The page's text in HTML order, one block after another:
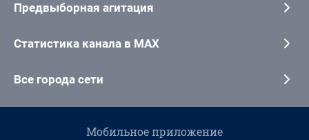
Предвыборная агитация
Статистика канала в MAX
Все города сети
Мобильное приложение